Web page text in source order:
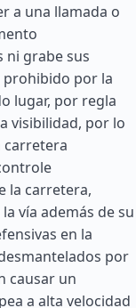
a una llamada o
ni grabe sus
prohibido por la
lugar, por regla
visibilidad, por lo
carretera
la carretera,
vía además de su
en la
por
causar un
a alta velocidad